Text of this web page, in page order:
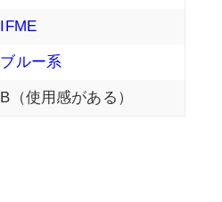
IFME
ブルー系
B（使用感がある）